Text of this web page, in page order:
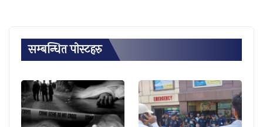
सम्बन्धित पाेस्टहरु